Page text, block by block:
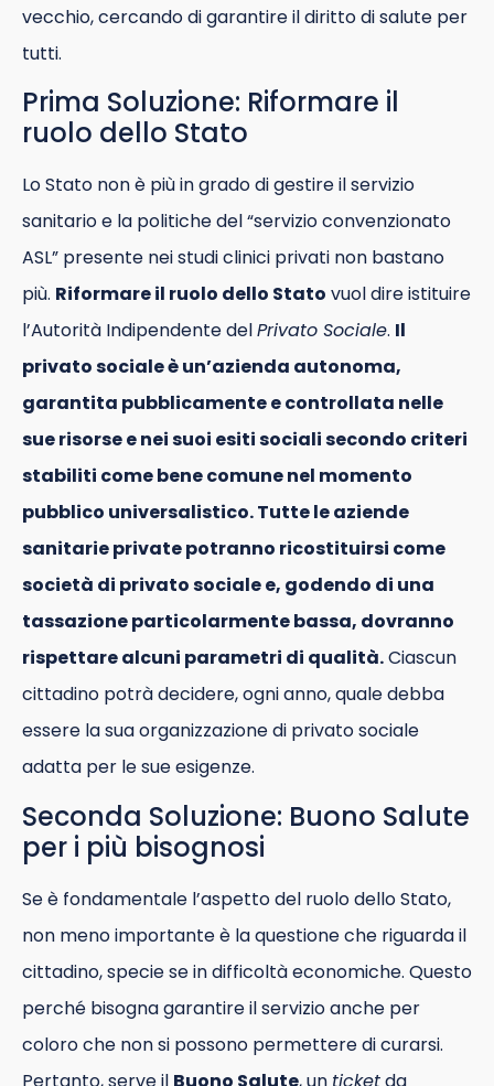
vecchio, cercando di garantire il diritto di salute per
tutti.
Prima Soluzione: Riformare il
ruolo dello Stato
Lo Stato non è più in grado di gestire il servizio
sanitario e la politiche del “servizio convenzionato
ASL” presente nei studi clinici privati non bastano
più. Riformare il ruolo dello Stato vuol dire istituire
l’Autorità Indipendente delPrivato Sociale. Il
privato sociale è un’azienda autonoma,
garantita pubblicamente e controllata nelle
sue risorse e nei suoi esiti sociali secondo criteri
stabiliti come bene comune nel momento
pubblico universalistico. Tutte le aziende
sanitarie private potranno ricostituirsi come
società di privato sociale e, godendo di una
tassazione particolarmente bassa, dovranno
rispettare alcuni parametri di qualità.Ciascun
cittadino potrà decidere, ogni anno, quale debba
essere la sua organizzazione di privato sociale
adatta per le sue esigenze.
Seconda Soluzione: Buono Salute
per i più bisognosi
Se è fondamentale l’aspetto del ruolo dello Stato,
non meno importante è la questione che riguarda il
cittadino, specie se in difficoltà economiche. Questo
perché bisogna garantire il servizio anche per
coloro che non si possono permettere di curarsi.
Pertanto, serve il Buono Salute, un ticketda